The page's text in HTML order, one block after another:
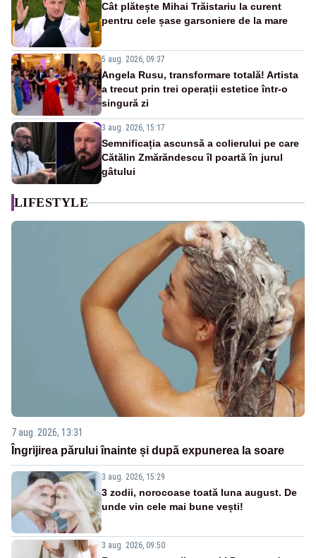
Cât plătește Mihai Trăistariu la curent
pentru cele șase garsoniere de la mare
5 aug. 2026, 09:37
Angela Rusu, transformare totală! Artista
a trecut prin trei operații estetice într-o
singură zi
3 aug. 2026, 15:17
Semnificația ascunsă a colierului pe care
Cătălin Zmărăndescu îl poartă în jurul
gâtului
LIFESTYLE
7 aug. 2026, 13:31
Îngrijirea părului înainte și după expunerea la soare
3 aug. 2026, 15:29
3 zodii, norocoase toată luna august. De
unde vin cele mai bune vești!
3 aug. 2026, 09:50